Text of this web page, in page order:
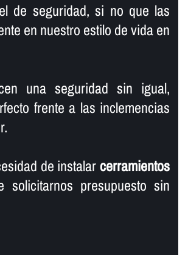
de seguridad, si no que las
en nuestro estilo de vida en
una seguridad sin igual,
frente a las inclemencias
de instalarcerramientos
solicitarnos presupuesto sin